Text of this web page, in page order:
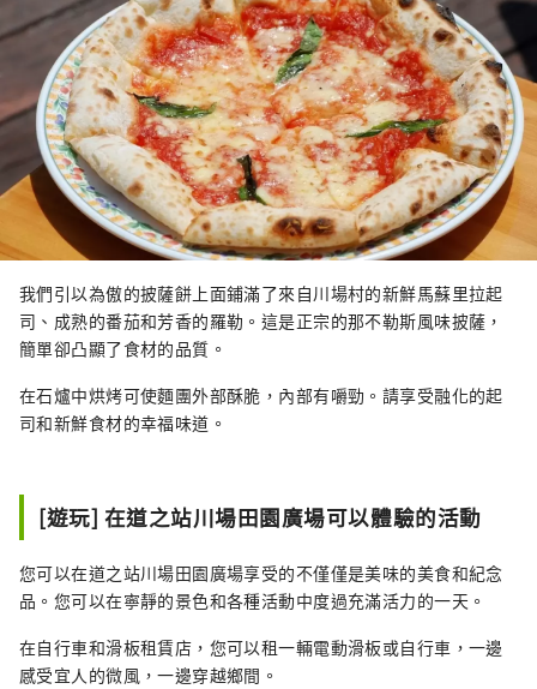
我們引以為傲的披薩餅上面鋪滿了來自川場村的新鮮馬蘇里拉起
司、成熟的番茄和芳香的羅勒。這是正宗的那不勒斯風味披薩，
簡單卻凸顯了食材的品質。
在石爐中烘烤可使麵團外部酥脆，內部有嚼勁。請享受融化的起
司和新鮮食材的幸福味道。
[遊玩] 在道之站川場田園廣場可以體驗的活動
您可以在道之站川場田園廣場享受的不僅僅是美味的美食和紀念
品。您可以在寧靜的景色和各種活動中度過充滿活力的一天。
在自行車和滑板租賃店，您可以租一輛電動滑板或自行車，一邊
感受宜人的微風，一邊穿越鄉間。